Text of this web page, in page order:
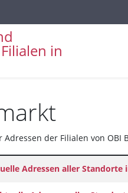
der Filialen von OBI
Adressen aller Standorte